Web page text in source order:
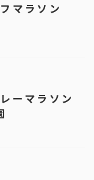
マラソン
ーマラソン